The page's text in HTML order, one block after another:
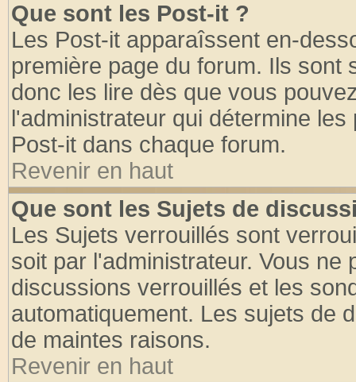
Que sont les Post-it ?
Les Post-it apparaîssent en-
première page du forum. Ils
donc les lire dès que vous
l'administrateur qui détermine
Post-it dans chaque forum.
Revenir en haut
Que sont les Sujets de
Les Sujets verrouillés sont
soit par l'administrateur. Vous
discussions verrouillés et les
automatiquement. Les sujets de
de maintes raisons.
Revenir en haut